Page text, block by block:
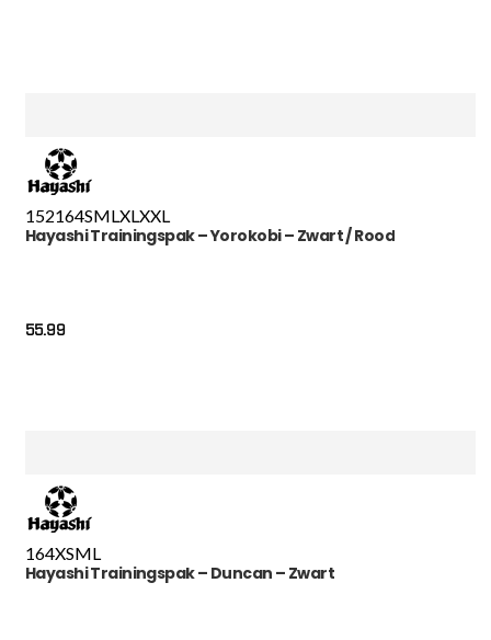
152164SML XL XXL
Hayashi Trainingspak – Yorokobi – Zwart / Rood
55.99
164XSML
Hayashi Trainingspak – Duncan – Zwart